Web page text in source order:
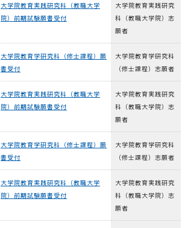
大学院教育実践研究科（教職大学
院）前期試験願書受付
大学院教育実践研究
科（教職大学院）志
願者
大学院教育学研究科（修士課程）願
書受付
大学院教育学研究科
（修士課程）志願者
大学院教育実践研究科（教職大学
院）前期試験願書受付
大学院教育実践研究
科（教職大学院）志
願者
大学院教育学研究科（修士課程）願
書受付
大学院教育学研究科
（修士課程）志願者
大学院教育実践研究科（教職大学
院）前期試験願書受付
大学院教育実践研究
科（教職大学院）志
願者